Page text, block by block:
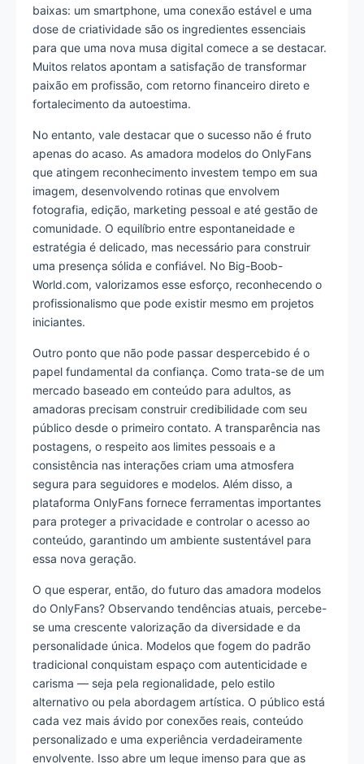
baixas: um smartphone, uma conexão estável e uma
dose de criatividade são os ingredientes essenciais
para que uma nova musa digital comece a se destacar.
Muitos relatos apontam a satisfação de transformar
paixão em profissão, com retorno financeiro direto e
fortalecimento da autoestima.
No entanto, vale destacar que o sucesso não é fruto
apenas do acaso. As amadora modelos do OnlyFans
que atingem reconhecimento investem tempo em sua
imagem, desenvolvendo rotinas que envolvem
fotografia, edição, marketing pessoal e até gestão de
comunidade. O equilíbrio entre espontaneidade e
estratégia é delicado, mas necessário para construir
uma presença sólida e confiável. No Big-Boob-
World.com, valorizamos esse esforço, reconhecendo o
profissionalismo que pode existir mesmo em projetos
iniciantes.
Outro ponto que não pode passar despercebido é o
papel fundamental da confiança. Como trata-se de um
mercado baseado em conteúdo para adultos, as
amadoras precisam construir credibilidade com seu
público desde o primeiro contato. A transparência nas
postagens, o respeito aos limites pessoais e a
consistência nas interações criam uma atmosfera
segura para seguidores e modelos. Além disso, a
plataforma OnlyFans fornece ferramentas importantes
para proteger a privacidade e controlar o acesso ao
conteúdo, garantindo um ambiente sustentável para
essa nova geração.
O que esperar, então, do futuro das amadora modelos
do OnlyFans? Observando tendências atuais, percebe-
se uma crescente valorização da diversidade e da
personalidade única. Modelos que fogem do padrão
tradicional conquistam espaço com autenticidade e
carisma — seja pela regionalidade, pelo estilo
alternativo ou pela abordagem artística. O público está
cada vez mais ávido por conexões reais, conteúdo
personalizado e uma experiência verdadeiramente
envolvente. Isso abre um leque imenso para que as